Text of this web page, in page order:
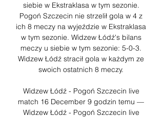
siebie w Ekstraklasa w tym sezonie.
Pogoń Szczecin nie strzelił gola w 4 z
ich 8 meczy na wyjeździe w Ekstraklasa
w tym sezonie. Widzew Łódź's bilans
meczy u siebie w tym sezonie: 5-0-3.
Widzew Łódź stracił gola w każdym ze
swoich ostatnich 8 meczy.
Widzew Łódź - Pogoń Szczecin live
match 16 December 9 godzin temu —
Widzew Łódź - Pogoń Szczecin live